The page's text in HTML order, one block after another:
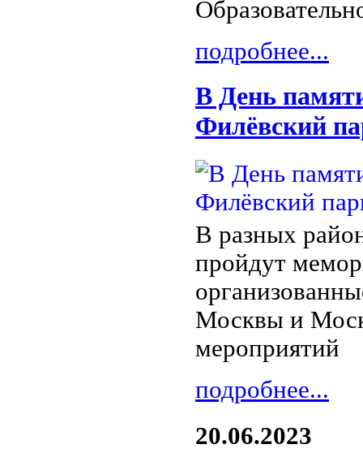
подробнее...
В День
Филёвский
В разных
пройдут
Москвы и
мероприятий
подробнее...
20.06.2023